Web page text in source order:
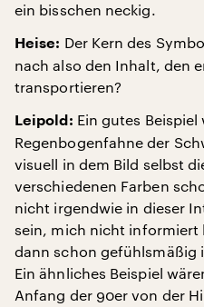
ein bisschen neckig.
Heise: Der Kern des
nach also den Inhalt, den
transportieren?
Leipold: Ein gutes
Regenbogenfahne der
visuell in dem Bild selbst
verschiedenen Farben
nicht irgendwie in dieser
sein, mich nicht informiert
dann schon gefühlsmäßig
Ein ähnliches Beispiel
Anfang der 90er von der